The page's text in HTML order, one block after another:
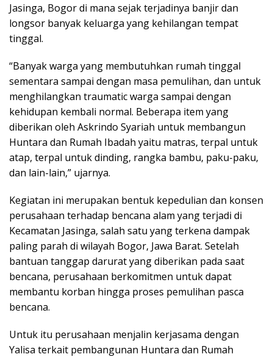
Jasinga, Bogor di mana sejak terjadinya banjir dan
longsor banyak keluarga yang kehilangan tempat
tinggal.
“Banyak warga yang membutuhkan rumah tinggal
sementara sampai dengan masa pemulihan, dan untuk
menghilangkan traumatic warga sampai dengan
kehidupan kembali normal. Beberapa item yang
diberikan oleh Askrindo Syariah untuk membangun
Huntara dan Rumah Ibadah yaitu matras, terpal untuk
atap, terpal untuk dinding, rangka bambu, paku-paku,
dan lain-lain,” ujarnya.
Kegiatan ini merupakan bentuk kepedulian dan konsen
perusahaan terhadap bencana alam yang terjadi di
Kecamatan Jasinga, salah satu yang terkena dampak
paling parah di wilayah Bogor, Jawa Barat. Setelah
bantuan tanggap darurat yang diberikan pada saat
bencana, perusahaan berkomitmen untuk dapat
membantu korban hingga proses pemulihan pasca
bencana.
Untuk itu perusahaan menjalin kerjasama dengan
Yalisa terkait pembangunan Huntara dan Rumah